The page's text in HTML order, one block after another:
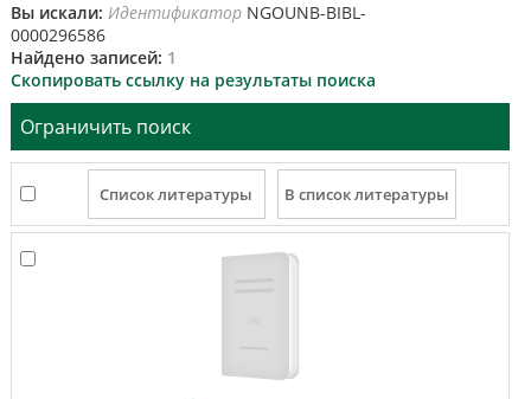
Вы искали: ИдентификаторNGOUNB-BIBL-
0000296586
Найдено записей: 1
Скопировать ссылку на результаты поиска
Ограничить поиск